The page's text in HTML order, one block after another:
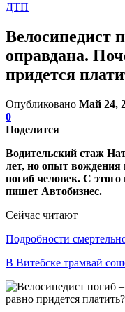
ДТП
Велосипедист
оправдана.
придется
Опубликовано Май 24,
0
Поделится
Водительский стаж
лет, но опыт вождения
погиб человек. С
пишет Автобизнес.
Сейчас читают
Подробности
В Витебске трамвай